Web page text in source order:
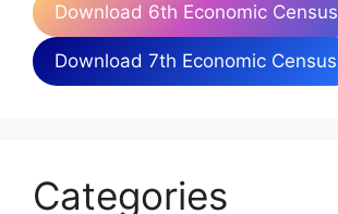
Download 6th Economic Census
Download 7th Economic Census
Categories